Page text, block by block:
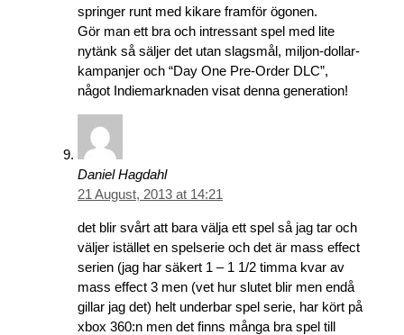
springer runt med kikare framför ögonen.
Gör man ett bra och intressant spel med lite
nytänk så säljer det utan slagsmål, miljon-dollar-
kampanjer och “Day One Pre-Order DLC”,
något Indiemarknaden visat denna generation!
Daniel Hagdahl
21 August, 2013 at 14:21
det blir svårt att bara välja ett spel så jag tar och
väljer istället en spelserie och det är mass effect
serien (jag har säkert 1 – 1 1/2 timma kvar av
mass effect 3 men (vet hur slutet blir men endå
gillar jag det) helt underbar spel serie, har kört på
xbox 360:n men det finns många bra spel till